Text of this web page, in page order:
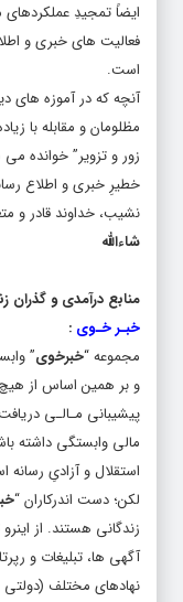
فعالیت های خبری و
است.
آنچه که در آموزه های
مظلومان و مقابله با
زور و تزویر” خوانده
خطیرِ خبری و اطلاع
نشیب، خداوند قادر و
شاءالله
خبـر خـوی:
مجموعه “خبرخوی
و بر همین اساس از
پیشیبانی مـالـی
مالی وابستگی داشته
استقلال و آزادیِ رسانه
لکن؛ دست اندرکاران “
زندگانی هستند. از
آگهی ها، تبلیغات و
نهادهای مختلف (دولتی
وزارت فرهنگ و ارشاد